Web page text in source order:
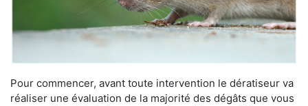
Pour commencer, avant toute intervention le dératiseur va
réaliser une évaluation de la majorité des dégâts que vous